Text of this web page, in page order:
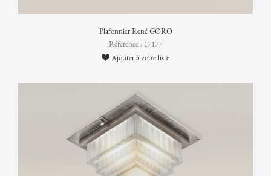
Plafonnier René GORO
Référence : 17177
Ajouter à votre liste